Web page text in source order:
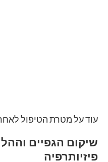
עוד על מטרת הטיפול לאחר
שיקום הגפיים
פיזיותרפיה